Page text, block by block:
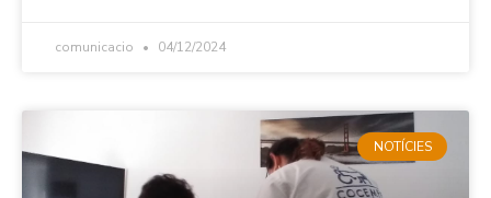
comunicacio 04/12/2024
NOTÍCIES